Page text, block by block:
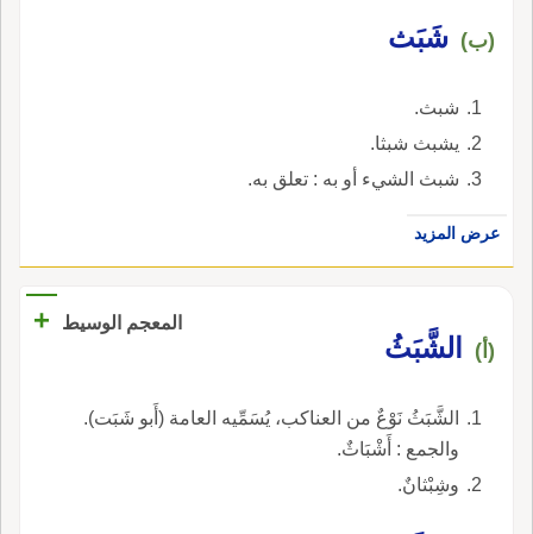
(ب) شَبَث
شبث.
يشبث شبثا.
شبث الشيء أو به : تعلق به.
عرض المزيد
المعجم الوسيط +
(أ) الشَّبَثُ
الشَّبَثُ نَوْعٌ من العناكب، يُسَمِّيه العامة (أَبو شَبَت).
والجمع : أَشْبَاثٌ.
وشِبْثانٌ.